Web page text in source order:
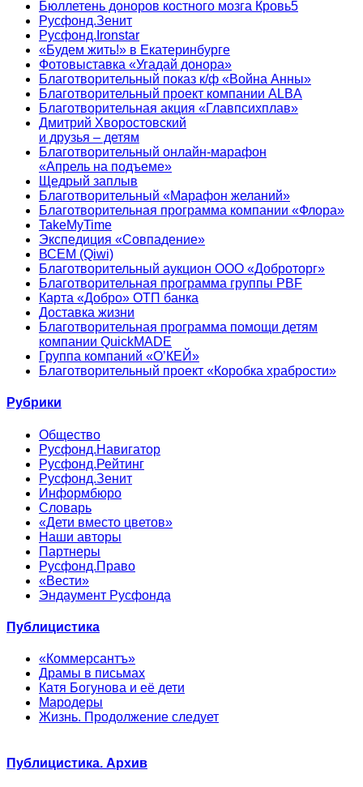
Бюллетень доноров костного мозга Кровь5
Русфонд.Зенит
Русфонд.Ironstar
«Будем жить!» в Екатеринбурге
Фотовыставка «Угадай донора»
Благотворительный показ к/ф «Война Анны»
Благотворительный проект компании ALBA
Благотворительная акция «Главпсихплав»
Дмитрий Хворостовский
и друзья – детям
Благотворительный онлайн‑марафон
«Апрель на подъеме»
Щедрый заплыв
Благотворительный «Марафон желаний»
Благотворительная программа компании «Флора»
TakeMyTime
Экспедиция «Совпадение»
ВСЕМ (Qiwi)
Благотворительный аукцион ООО «Доброторг»
Благотворительная программа группы PBF
Карта «Добро» ОТП банка
Доставка жизни
Благотворительная программа помощи детям
компании QuickMADE
Группа компаний «О’КЕЙ»
Благотворительный проект «Коробка храбрости»
Рубрики
Общество
Русфонд.Навигатор
Русфонд.Рейтинг
Русфонд.Зенит
Информбюро
Словарь
«Дети вместо цветов»
Наши авторы
Партнеры
Русфонд.Право
«Вести»
Эндаумент Русфонда
Публицистика
«Коммерсантъ»
Драмы в письмах
Катя Богунова и её дети
Мародеры
Жизнь. Продолжение следует
Публицистика. Архив